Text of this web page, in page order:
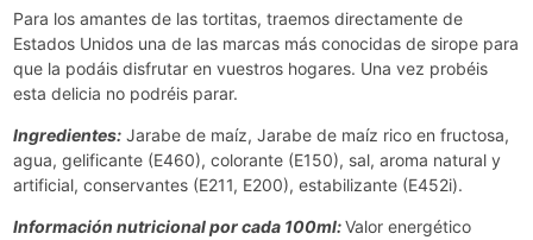
Para los amantes de las tortitas, traemos directamente de
Estados Unidos una de las marcas más conocidas de sirope para
que la podáis disfrutar en vuestros hogares. Una vez probéis
esta delicia no podréis parar.
Ingredientes: Jarabe de maíz, Jarabe de maíz rico en fructosa,
agua, gelificante (E460), colorante (E150), sal, aroma natural y
artificial, conservantes (E211, E200), estabilizante (E452i).
Información nutricional por cada 100ml:Valor energético